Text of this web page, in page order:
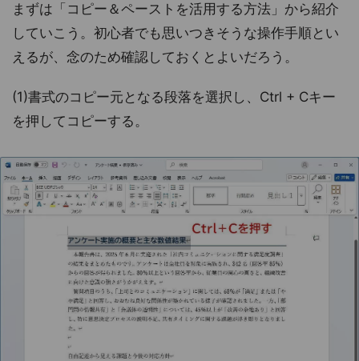
まずは「コピー＆ペーストを活用する方法」から紹介
していこう。初心者でも思いつきそうな操作手順とい
えるが、念のため確認しておくとよいだろう。
(1)書式のコピー元となる段落を選択し、Ctrl + Cキー
を押してコピーする。